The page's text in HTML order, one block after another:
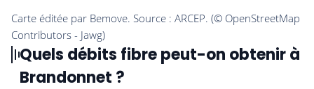
Quels débits fibre peut-on obtenir à
Brandonnet ?